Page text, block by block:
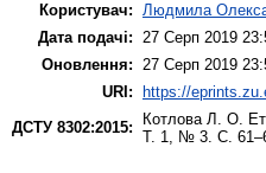
Користувач: Людмила
Дата подачі: 27 Серп 2019
Оновлення: 27 Серп 2019
URI:
https://
ДСТУ 8302:2015:
Котлова Л. О.
Т. 1, № 3. С.